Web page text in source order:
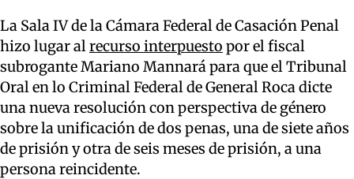
La Sala IV de la Cámara Federal de Casación Penal
hizo lugar alrecurso interpuesto por el fiscal
subrogante Mariano Mannará para que el Tribunal
Oral en lo Criminal Federal de General Roca dicte
una nueva resolución con perspectiva de género
sobre la unificación de dos penas, una de siete años
de prisión y otra de seis meses de prisión, a una
persona reincidente.